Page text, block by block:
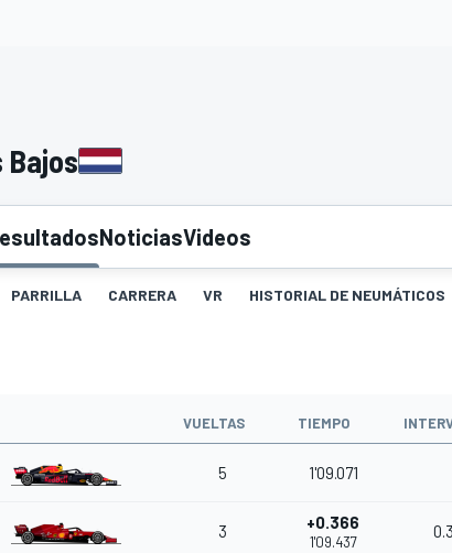
Bajos
NoticiasVideos
PARRILLA CARRERA VR HISTORIAL DE NEUMÁTICOS
VUELTAS TIEMPO
5 1'09.071
3 +0.366
1'09.437